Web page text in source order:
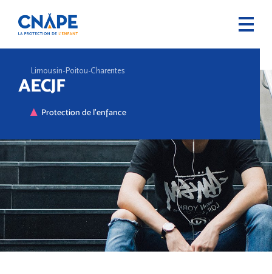
Limousin-Poitou-Charentes
AECJF
Protection de l'enfance